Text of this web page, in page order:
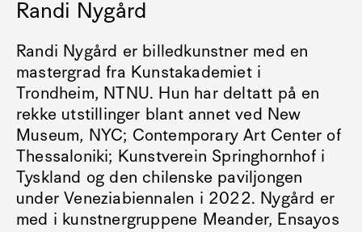
Randi Nygård
Randi Nygård er billedkunstner med en
mastergrad fra Kunstakademiet i
Trondheim, NTNU. Hun har deltatt på en
rekke utstillinger blant annet ved New
Museum, NYC; Contemporary Art Center of
Thessaloniki; Kunstverein Springhornhof i
Tyskland og den chilenske paviljongen
under Veneziabiennalen i 2022. Nygård er
med i kunstnergruppene Meander, Ensayos